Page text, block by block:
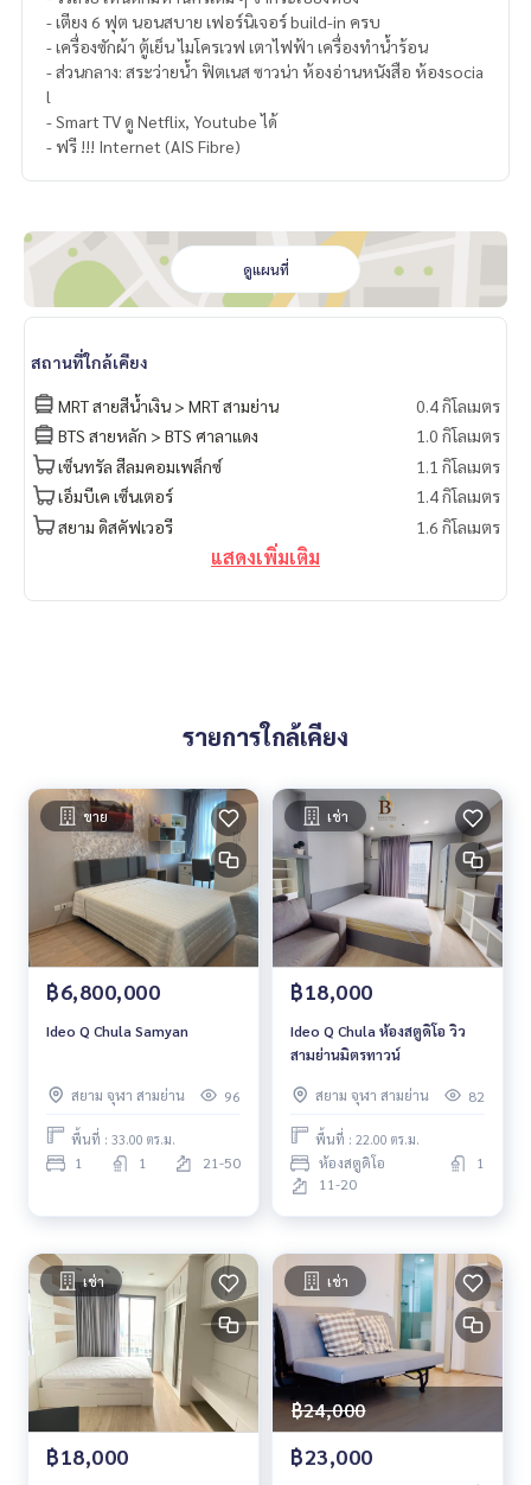
- เตียง 6 ฟุต นอนสบาย เฟอร์นิเจอร์ build-in ครบ
- เครื่องซักผ้า ตู้เย็น ไมโครเวฟ เตาไฟฟ้า เครื่องทำน้ำร้อน
- ส่วนกลาง: สระว่ายน้ำ ฟิตเนส ซาวน่า ห้องอ่านหนังสือ ห้องsocia
l
- Smart TV ดู Netflix, Youtube ได้
- ฟรี !!! Internet (AIS Fibre)
ดูแผนที่
สถานที่ใกล้เคียง
MRT สายสีน้ำเงิน > MRT สามย่าน
0.4 กิโลเมตร
BTS สายหลัก > BTS ศาลาแดง
1.0 กิโลเมตร
เซ็นทรัล สีลมคอมเพล็กซ์
1.1 กิโลเมตร
เอ็มบีเค เซ็นเตอร์
1.4 กิโลเมตร
สยาม ดิสคัฟเวอรี
1.6 กิโลเมตร
แสดงเพิ่มเติม
รายการใกล้เคียง
ขาย
฿6,800,000
Ideo Q Chula Samyan
สยาม จุฬา สามย่าน 96
พื้นที่ : 33.00 ตร.ม.
1 1 21-50
เช่า
฿18,000
Ideo Q Chula ห้องสตูดิโอ วิว
สามย่านมิตรทาวน์
สยาม จุฬา สามย่าน 82
พื้นที่ : 22.00 ตร.ม.
ห้องสตูดิโอ
1
11-20
เช่า
฿18,000
เช่า
฿24,000
฿23,000